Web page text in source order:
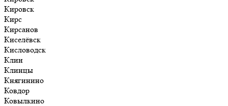
Кировск
Кирс
Кирсанов
Киселёвск
Кисловодск
Клин
Клинцы
Княгинино
Ковдор
Ковылкино